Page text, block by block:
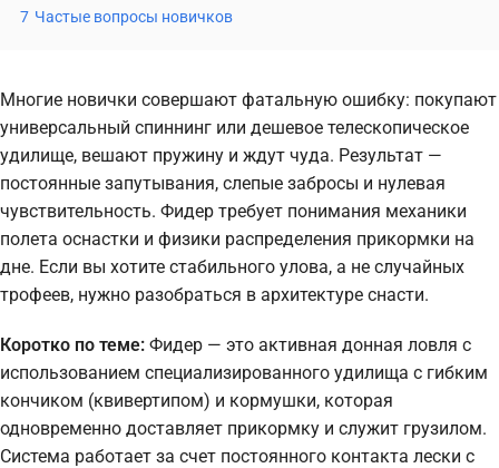
7 Частые вопросы новичков
Многие новички совершают фатальную ошибку: покупают
универсальный спиннинг или дешевое телескопическое
удилище, вешают пружину и ждут чуда. Результат —
постоянные запутывания, слепые забросы и нулевая
чувствительность. Фидер требует понимания механики
полета оснастки и физики распределения прикормки на
дне. Если вы хотите стабильного улова, а не случайных
трофеев, нужно разобраться в архитектуре снасти.
Коротко по теме: Фидер — это активная донная ловля с
использованием специализированного удилища с гибким
кончиком (квивертипом) и кормушки, которая
одновременно доставляет прикормку и служит грузилом.
Система работает за счет постоянного контакта лески с